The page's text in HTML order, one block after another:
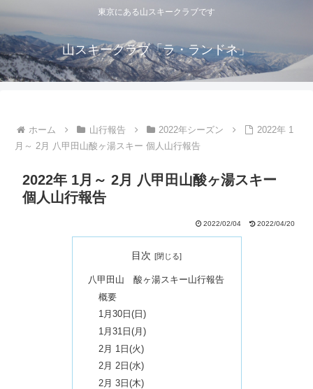
東京にある山スキークラブです
山スキークラブ「ラ・ランドネ」
ホーム 山行報告 2022年シーズン
2022年 1
月～ 2月 八甲田山酸ヶ湯スキー 個人山行報告
2022年 1月～ 2月 八甲田山酸ヶ湯スキー
個人山行報告
2022/02/04 2022/04/20
目次
八甲田山 酸ヶ湯スキー山行報告
概要
1月30日(日)
1月31日(月)
2月 1日(火)
2月 2日(水)
2月 3日(木)